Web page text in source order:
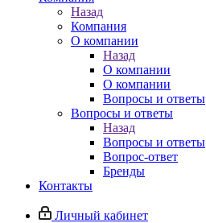
Назад
Компания
О компании
Назад
О компании
О компании
Вопросы и ответы
Вопросы и ответы
Назад
Вопросы и ответы
Вопрос-ответ
Бренды
Контакты
Личный кабинет